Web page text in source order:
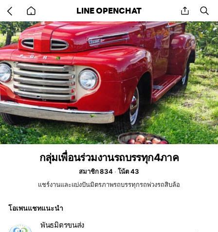
back
to
home
LINE OPENCHAT share
กลุ่มเพื่อนร่วมงานรถบรรทุก4ภาค
สมาชิก 834
โน้ต 43
แชร์งานและแบ่งปันมิตรภาพรถบรรทุกรถพ่วงรถสิบล้อ
โอเพนแชทแนะนำ
พันธมิตรขนส่ง